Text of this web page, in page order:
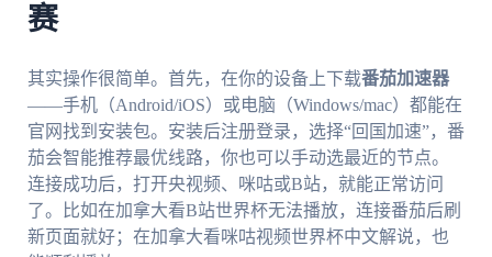
赛
其实操作很简单。首先，在你的设备上下载番茄加速器
——手机（Android/iOS）或电脑（Windows/mac）都能在
官网找到安装包。安装后注册登录，选择“回国加速”，番
茄会智能推荐最优线路，你也可以手动选最近的节点。
连接成功后，打开央视频、咪咕或B站，就能正常访问
了。比如在加拿大看B站世界杯无法播放，连接番茄后刷
新页面就好；在加拿大看咪咕视频世界杯中文解说，也